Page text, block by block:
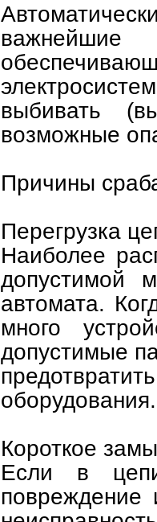
важнейшие
выбивать
возможные
Причины
Перегрузка
Наиболее
допустимой
автомата.
много
допустимые
оборудования.
Короткое
Если в
повреждение